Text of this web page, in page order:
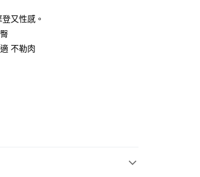
又性感。
不勒肉